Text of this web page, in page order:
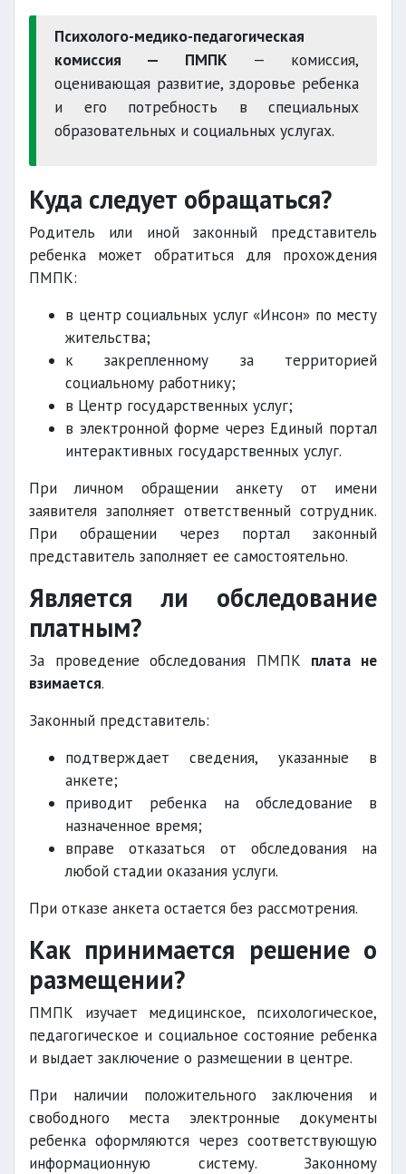
Психолого-медико-педагогическая
комиссия — ПМПК— комиссия,
оценивающая развитие, здоровье ребенка
и его потребность в специальных
образовательных и социальных услугах.
Куда следует обращаться?
Родитель или иной законный представитель
ребенка может обратиться для прохождения
ПМПК:
в центр социальных услуг «Инсон» по месту
жительства;
к закрепленному за территорией
социальному работнику;
в Центр государственных услуг;
в электронной форме через Единый портал
интерактивных государственных услуг.
При личном обращении анкету от имени
заявителя заполняет ответственный сотрудник.
При обращении через портал законный
представитель заполняет ее самостоятельно.
Является ли обследование
платным?
За проведение обследования ПМПК плата не
взимается.
Законный представитель:
подтверждает сведения, указанные в
анкете;
приводит ребенка на обследование в
назначенное время;
вправе отказаться от обследования на
любой стадии оказания услуги.
При отказе анкета остается без рассмотрения.
Как принимается решение о
размещении?
ПМПК изучает медицинское, психологическое,
педагогическое и социальное состояние ребенка
и выдает заключение о размещении в центре.
При наличии положительного заключения и
свободного места электронные документы
ребенка оформляются через соответствующую
информационную систему. Законному